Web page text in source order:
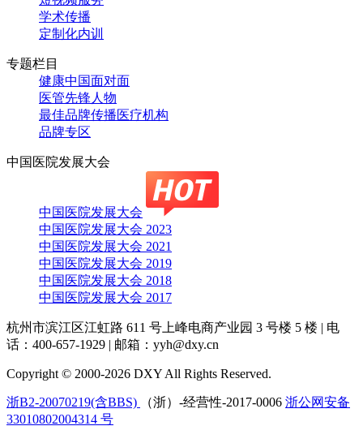
学术传播
定制化内训
专题栏目
健康中国面对面
医管先锋人物
最佳品牌传播医疗机构
品牌专区
中国医院发展大会
中国医院发展大会
中国医院发展大会 2023
中国医院发展大会 2021
中国医院发展大会 2019
中国医院发展大会 2018
中国医院发展大会 2017
杭州市滨江区江虹路 611 号上峰电商产业园 3 号楼 5 楼 | 电
话：400-657-1929 | 邮箱：yyh@dxy.cn
Copyright © 2000-2026 DXY All Rights Reserved.
浙B2-20070219(含BBS) （浙）-经营性-2017-0006 浙公网安备
33010802004314 号